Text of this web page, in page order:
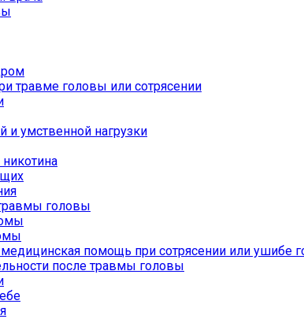
травме головы или сотрясении
и умственной нагрузки
никотина
головы
помощь при сотрясении или ушибе
после травмы головы